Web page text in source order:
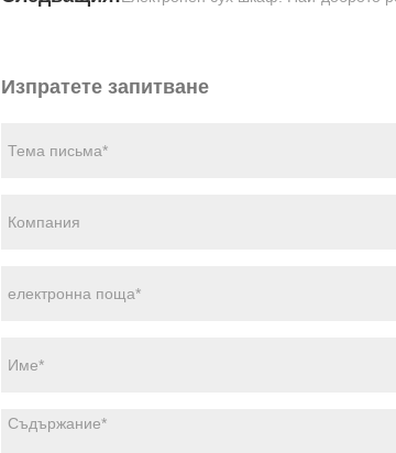
Изпратете запитване